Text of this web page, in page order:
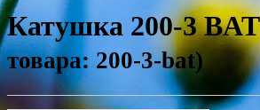
Катушка 200-3 BAT
товара: 200-3-bat)